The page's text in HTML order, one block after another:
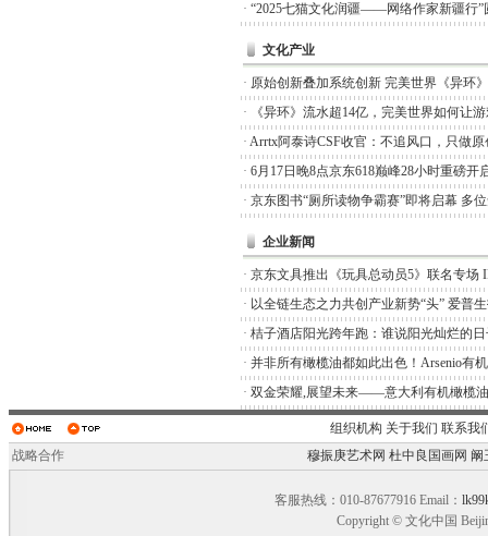
· “2025七猫文化润疆——网络作家新疆行”
文化产业
· 原始创新叠加系统创新 完美世界《异环
·
《异环》流水超14亿，完美世界如何让游
· Arrtx阿泰诗CSF收官：不追风口，只做原
· 6月17日晚8点京东618巅峰28小时重磅开
· 京东图书“厕所读物争霸赛”即将启幕 多
企业新闻
· 京东文具推出《玩具总动员5》联名专场
· 以全链生态之力共创产业新势“头” 爱普
· 桔子酒店阳光跨年跑：谁说阳光灿烂的
· 并非所有橄榄油都如此出色！Arsenio有
· 双金荣耀,展望未来——意大利有机橄榄
组织机构 关于我们 联系我
战略合作
穆振庚艺术网 杜中良国画网 阚
客服热线：010-87677916 Email：
Copyright © 文化中国